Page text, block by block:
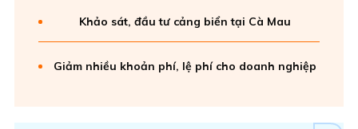
Khảo sát, đầu tư cảng biển tại Cà Mau
Giảm nhiều khoản phí, lệ phí cho doanh nghiệp